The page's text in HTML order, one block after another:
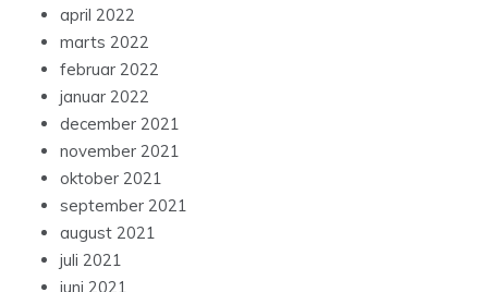
april 2022
marts 2022
februar 2022
januar 2022
december 2021
november 2021
oktober 2021
september 2021
august 2021
juli 2021
juni 2021